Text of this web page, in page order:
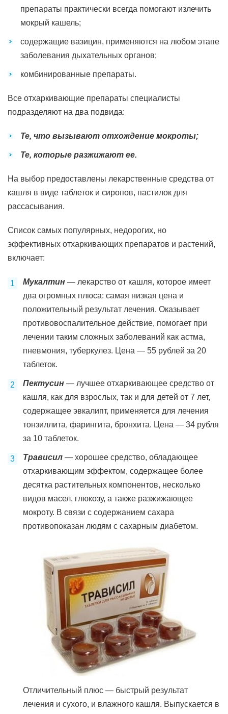
препараты практически всегда помогают излечить
мокрый кашель;
содержащие вазицин, применяются на любом этапе
заболевания дыхательных органов;
комбинированные препараты.
Все отхаркивающие препараты специалисты
подразделяют на два подвида:
Те, что вызывают отхождение мокроты;
Те, которые разжижают ее.
На выбор предоставлены лекарственные средства от
кашля в виде таблеток и сиропов, пастилок для
рассасывания.
Список самых популярных, недорогих, но
эффективных отхаркивающих препаратов и растений,
включает:
Мукалтин — лекарство от кашля, которое имеет
два огромных плюса: самая низкая цена и
положительный результат лечения. Оказывает
противовоспалительное действие, помогает при
лечении таким сложных заболеваний как астма,
пневмония, туберкулез. Цена — 55 рублей за 20
таблеток.
Пектусин — лучшее отхаркивающее средство от
кашля, как для взрослых, так и для детей от 7 лет,
содержащее эвкалипт, применяется для лечения
тонзиллита, фарингита, бронхита. Цена — 34 рубля
за 10 таблеток.
Трависил — хорошее средство, обладающее
отхаркивающим эффектом, содержащее более
десятка растительных компонентов, несколько
видов масел, глюкозу, а также разжижающее
мокроту. В связи с содержанием сахара
противопоказан людям с сахарным диабетом.
Отличительный плюс — быстрый результат
лечения и сухого, и влажного кашля. Выпускается в